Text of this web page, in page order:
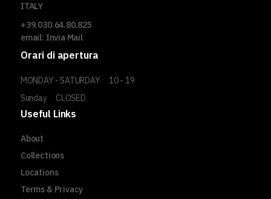
ITALY
+39.030.64.80.825
email: Invia Mail
Orari di apertura
Sunday CLOSED
MONDAY - SATURDAY 10 - 19
Useful Links
About
Collections
Locations
Terms & Privacy